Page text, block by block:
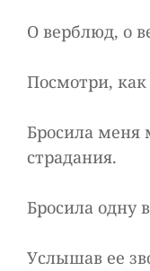
О верблюд, о
Посмотри, как
Бросила меня
страдания.
Бросила одну
Услышав ее